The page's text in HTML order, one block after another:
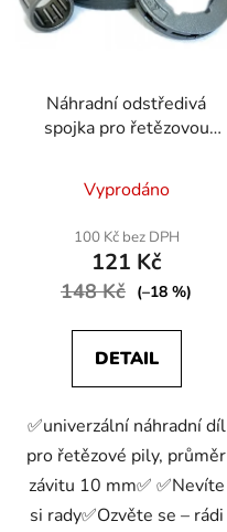
Náhradní odstředivá
spojka pro řetězovou
Vyprodáno
100 Kč bez DPH
121 Kč
148 Kč (–18 %)
DETAIL
✅univerzální náhradní díl
pro řetězové pily, průměr
závitu 10 mm✅ ✅Nevíte
si rady✅Ozvěte se – rádi